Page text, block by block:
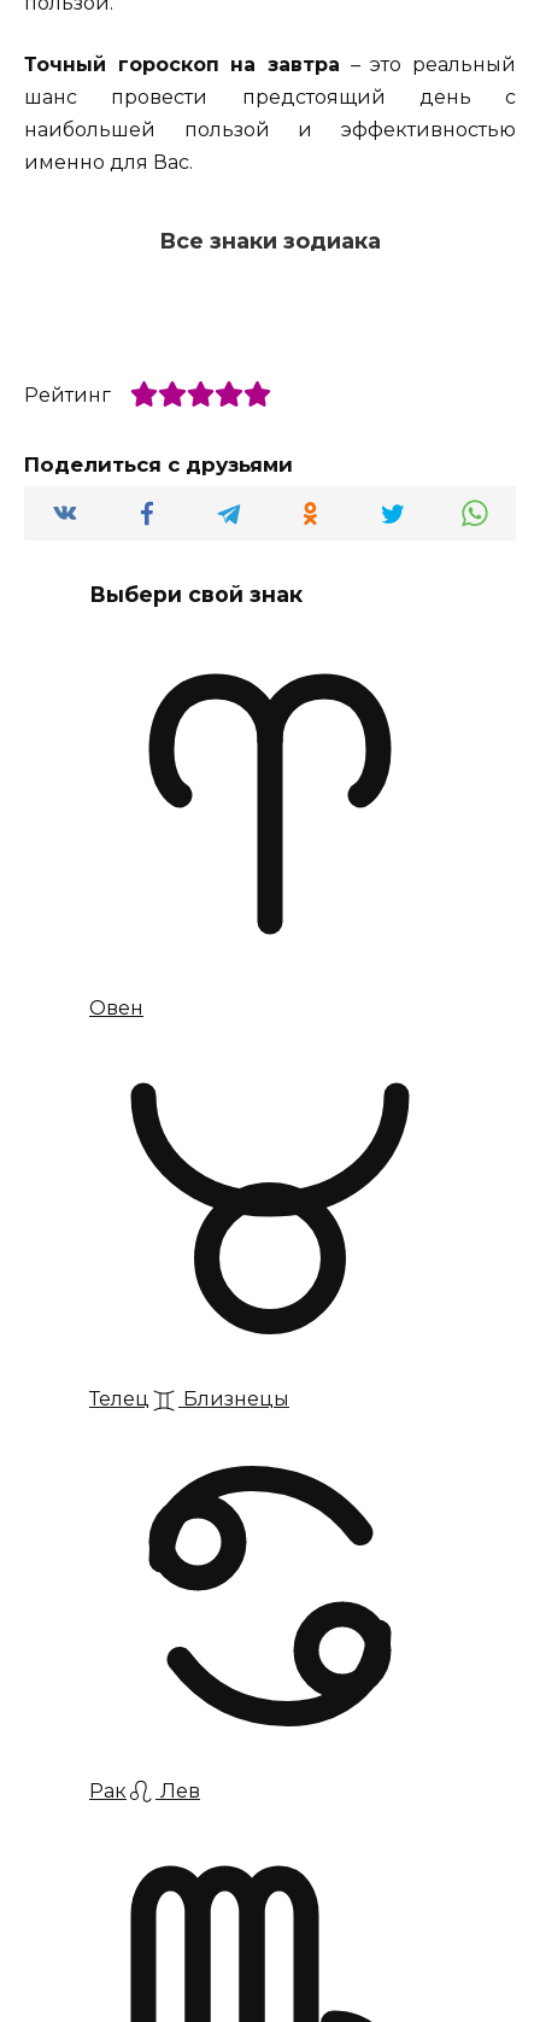
Точный гороскоп на завтра – это реальный
шанс провести предстоящий день с
наибольшей пользой и эффективностью
именно для Вас.
Все знаки зодиака
Рейтинг
Поделиться с друзьями
Выбери свой знак
Овен
Телец Близнецы
Рак Лев